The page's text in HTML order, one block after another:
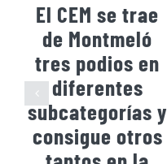
El CEM se trae
de Montmeló
tres podios en
diferentes
subcategorías y
consigue otros